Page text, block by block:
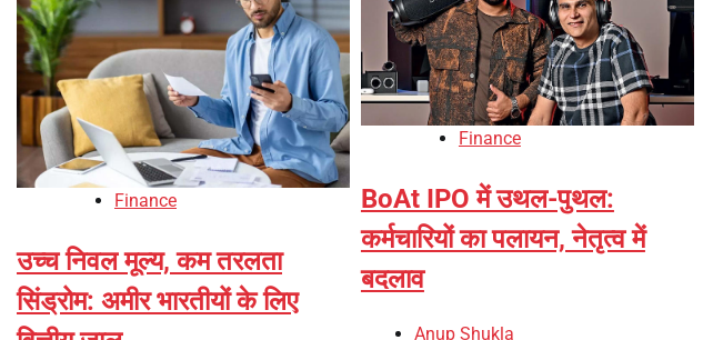
Finance
उच्च निवल मूल्य, कम तरलता
सिंड्रोम: अमीर भारतीयों के लिए
Finance
BoAt IPO में उथल-पुथल:
कर्मचारियों का पलायन, नेतृत्व में
बदलाव
Anup Shukla